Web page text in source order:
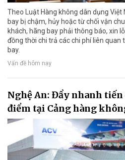
Theo Luật Hàng không dân dụng Việt
bay bị chậm, hủy hoặc từ chối vận
khách, hãng bay phải thông báo, xin
đồng thời chi trả các chi phí liên quan
bay.
Vấn đề hôm nay
Nghệ An: Đẩy nhanh tiến
điểm tại Cảng hàng